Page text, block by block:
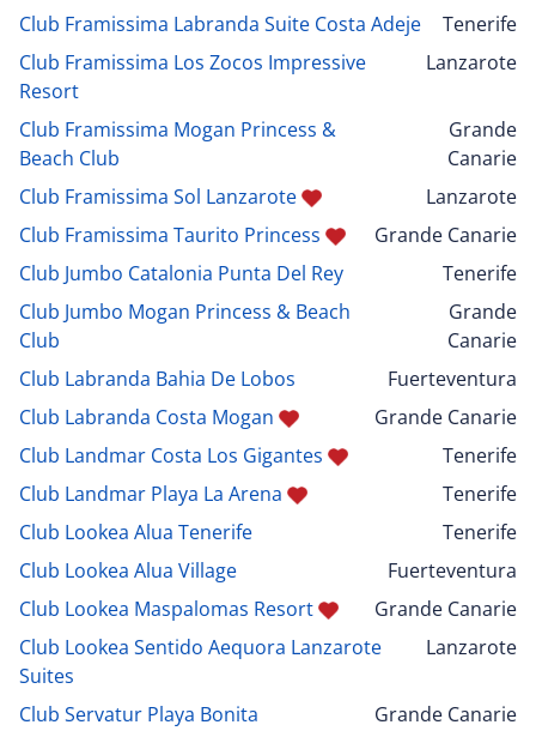
Club Framissima Labranda Suite Costa Adeje
Tenerife
Club Framissima Los Zocos Impressive
Resort
Lanzarote
Club Framissima Mogan Princess &
Beach Club
Grande
Canarie
Club Framissima Sol Lanzarote
Lanzarote
Club Framissima Taurito Princess
Grande Canarie
Club Jumbo Catalonia Punta Del Rey
Tenerife
Club Jumbo Mogan Princess & Beach
Club
Grande
Canarie
Club Labranda Bahia De Lobos
Fuerteventura
Club Labranda Costa Mogan
Grande Canarie
Club Landmar Costa Los Gigantes
Tenerife
Club Landmar Playa La Arena
Tenerife
Club Lookea Alua Tenerife
Tenerife
Club Lookea Alua Village
Fuerteventura
Club Lookea Maspalomas Resort
Grande Canarie
Club Lookea Sentido Aequora Lanzarote
Suites
Lanzarote
Club Servatur Playa Bonita
Grande Canarie